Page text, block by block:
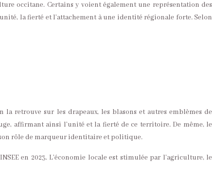
occitane. Certains y voient également une représentation des
la fierté et l’attachement à une identité régionale forte. Selon
retrouve sur les drapeaux, les blasons et autres emblèmes de
affirmant ainsi l’unité et la fierté de ce territoire. De même, le
rôle de marqueur identitaire et politique.
en 2023. L’économie locale est stimulée par l’agriculture, le